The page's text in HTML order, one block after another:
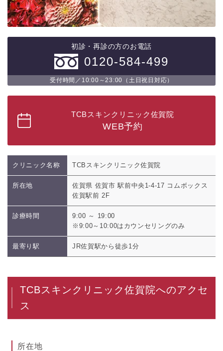
初診・再診の方のお電話
0120-584-499
受付時間／10:00～23:00（土日祝日対応）
TCBスキンクリニック佐賀院
WEB予約
クリニック名称 TCBスキンクリニック佐賀院
所在地
佐賀県 佐賀市 駅前中央1-4-17 コムボックス
佐賀駅前 2F
診療時間
9:00 ～ 19:00
※9:00～10:00はカウンセリングのみ
最寄り駅 JR佐賀駅から徒歩1分
TCBスキンクリニック佐賀院へのアクセ
ス
所在地